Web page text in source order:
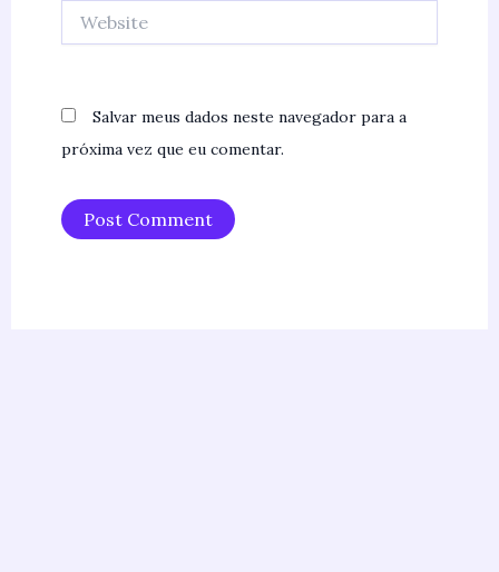
Salvar meus dados neste navegador para a
próxima vez que eu comentar.